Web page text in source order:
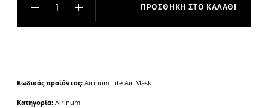
ΠΡΟΣΘΉΚΗ ΣΤΟ ΚΑΛΆΘΙ
n
Κωδικός προϊόντος: Airinum Lite Air Mask
Κατηγορία: Airinum